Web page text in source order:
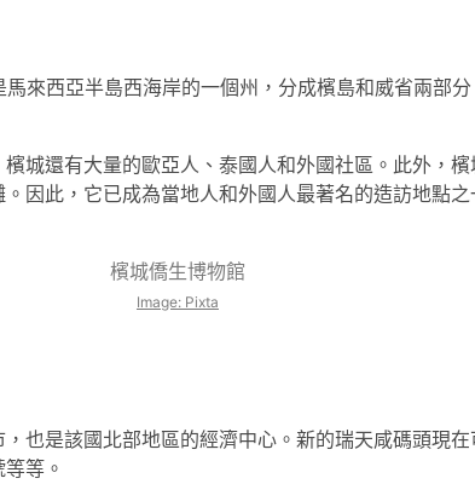
來西亞半島西海岸的一個州，分成檳島和威省兩部
城還有大量的歐亞人、泰國人和外國社區。此外，
因此，它已成為當地人和外國人最著名的造訪地點之
檳城僑生博物館
Image: Pixta
也是該國北部地區的經濟中心。新的瑞天咸碼頭現
等。